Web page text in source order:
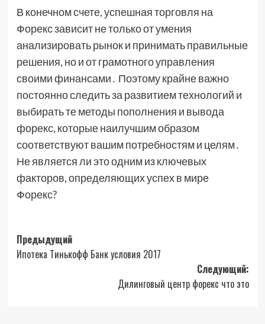
В конечном счете, успешная торговля на
Форекс зависит не только от умения
анализировать рынок и принимать правильные
решения, но и от грамотного управления
своими финансами․ Поэтому крайне важно
постоянно следить за развитием технологий и
выбирать те методы пополнения и вывода
форекс, которые наилучшим образом
соответствуют вашим потребностям и целям․
Не является ли это одним из ключевых
факторов, определяющих успех в мире
Форекс?
Навигация
записи
Предыдущий
Ипотека Тинькофф Банк условия 2017
Следующий:
Дилинговый центр форекс что это